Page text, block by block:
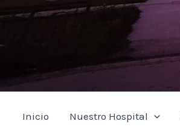
Inicio Nuestro Hospital